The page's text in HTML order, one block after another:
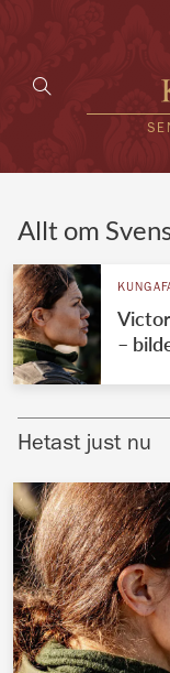
Allt om
–
Hetast just nu